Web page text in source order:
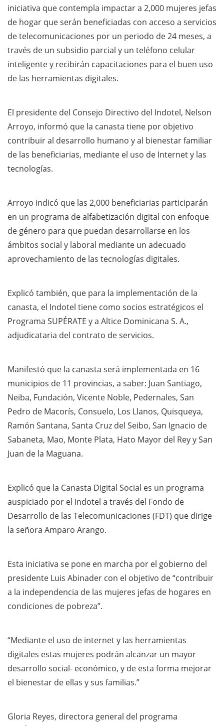
iniciativa que contempla impactar a 2,000 mujeres jefas
de hogar que serán beneficiadas con acceso a servicios
de telecomunicaciones por un periodo de 24 meses, a
través de un subsidio parcial y un teléfono celular
inteligente y recibirán capacitaciones para el buen uso
de las herramientas digitales.
El presidente del Consejo Directivo del Indotel, Nelson
Arroyo, informó que la canasta tiene por objetivo
contribuir al desarrollo humano y al bienestar familiar
de las beneficiarias, mediante el uso de Internet y las
tecnologías.
Arroyo indicó que las 2,000 beneficiarias participarán
en un programa de alfabetización digital con enfoque
de género para que puedan desarrollarse en los
ámbitos social y laboral mediante un adecuado
aprovechamiento de las tecnologías digitales.
Explicó también, que para la implementación de la
canasta, el Indotel tiene como socios estratégicos el
Programa SUPÉRATE y a Altice Dominicana S. A.,
adjudicataria del contrato de servicios.
Manifestó que la canasta será implementada en 16
municipios de 11 provincias, a saber: Juan Santiago,
Neiba, Fundación, Vicente Noble, Pedernales, San
Pedro de Macorís, Consuelo, Los Llanos, Quisqueya,
Ramón Santana, Santa Cruz del Seibo, San Ignacio de
Sabaneta, Mao, Monte Plata, Hato Mayor del Rey y San
Juan de la Maguana.
Explicó que la Canasta Digital Social es un programa
auspiciado por el Indotel a través del Fondo de
Desarrollo de las Telecomunicaciones (FDT) que dirige
la señora Amparo Arango.
Esta iniciativa se pone en marcha por el gobierno del
presidente Luis Abinader con el objetivo de “contribuir
a la independencia de las mujeres jefas de hogares en
condiciones de pobreza”.
“Mediante el uso de internet y las herramientas
digitales estas mujeres podrán alcanzar un mayor
desarrollo social- económico, y de esta forma mejorar
el bienestar de ellas y sus familias.”
Gloria Reyes, directora general del programa